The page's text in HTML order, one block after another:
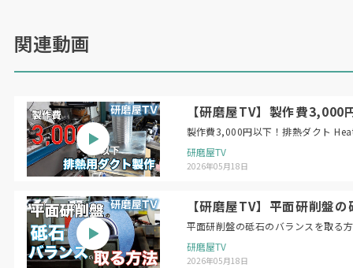
関連動画
【研磨屋TV】製作費
製作
研磨屋TV
2026年05月18日
【研磨屋TV】平面研削
研磨屋TV
2026年05月18日